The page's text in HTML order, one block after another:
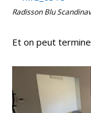
Radisson Blu
Et on peut